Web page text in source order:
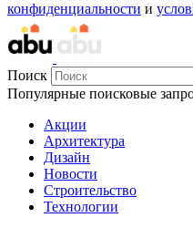
конфиденциальности и
Поиск
Популярные поисковые
Акции
Архитектура
Дизайн
Новости
Строительство
Технологии